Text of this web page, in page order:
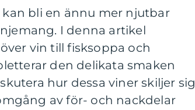
bli en ännu mer njutbar
I denna artikel
vin till fisksoppa och
den delikata smaken
hur dessa viner skiljer sig
av för- och nackdelar